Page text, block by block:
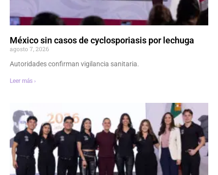
México sin casos de cyclosporiasis por lechuga
agosto 7, 2026
Autoridades confirman vigilancia sanitaria.
Leer más ›